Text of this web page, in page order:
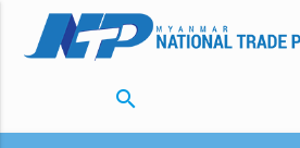
search